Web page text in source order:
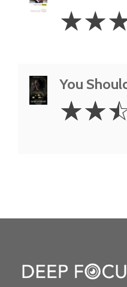
3.5
Stars
☆☆
You
2.5
Stars
☆☆